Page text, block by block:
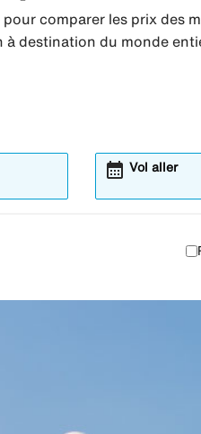
comparer les prix des
à destination du monde
Vol aller
calendar_month